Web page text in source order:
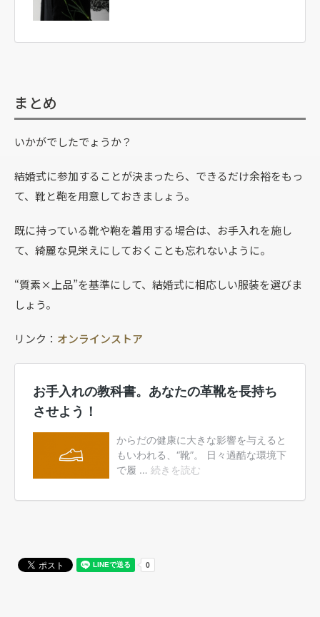
まとめ
いかがでしたでょうか？
結婚式に参加することが決まったら、できるだけ余裕をもっ
て、靴と鞄を用意しておきましょう。
既に持っている靴や鞄を着用する場合は、お手入れを施し
て、綺麗な見栄えにしておくことも忘れないように。
“質素×上品”を基準にして、結婚式に相応しい服装を選びま
しょう。
リンク： オンラインストア